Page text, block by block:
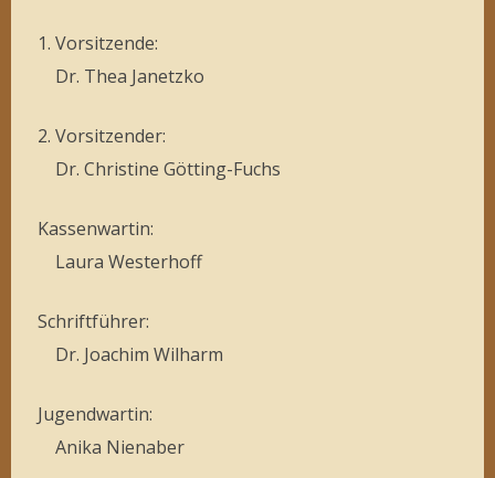
1. Vorsitzende:
Dr. Thea Janetzko
2. Vorsitzender:
Dr. Christine Götting-Fuchs
Kassenwartin:
Laura Westerhoff
Schriftführer:
Dr. Joachim Wilharm
Jugendwartin:
Anika Nienaber